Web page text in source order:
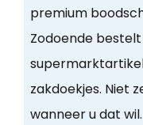
premium
Zodoende
zakdoekjes. Niet
wanneer u dat wil.